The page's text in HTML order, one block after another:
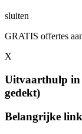
sluiten
GRATIS offertes
X
Uitvaarthulp in
gedekt)
Belangrijke